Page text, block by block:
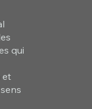
qui
et